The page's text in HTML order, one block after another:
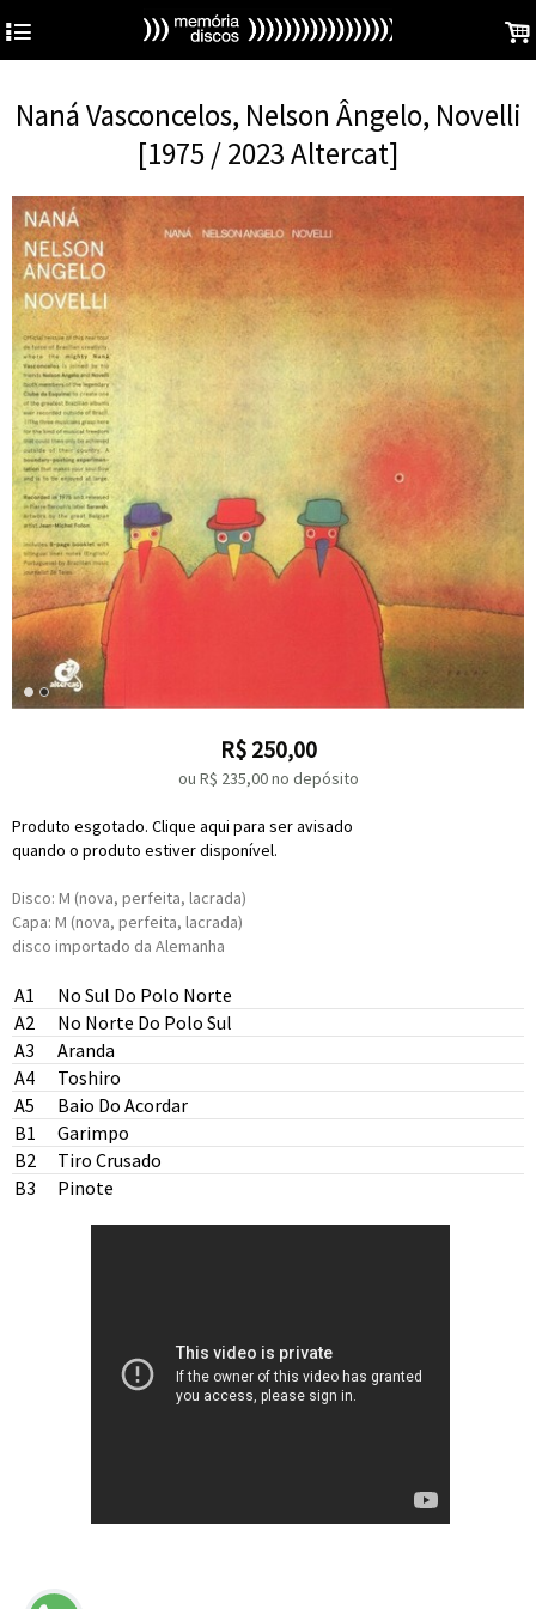
4 .
Naná Vasconcelos, Nelson Ângelo, Novelli
[1975 / 2023 Altercat]
R$ 250,00
ou R$ 235,00no depósito
Produto esgotado. Clique aqui para ser avisado
quando o produto estiver disponível.
Disco: M (nova, perfeita, lacrada)
Capa: M (nova, perfeita, lacrada)
disco importado da Alemanha
A1
No Sul Do Polo Norte
A2
No Norte Do Polo Sul
A3
Aranda
A4
Toshiro
A5
Baio Do Acordar
B1
Garimpo
B2
Tiro Crusado
B3
Pinote